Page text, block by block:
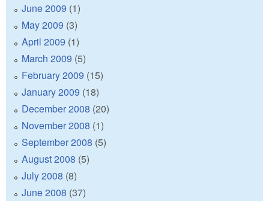
June 2009 (1)
May 2009 (3)
April 2009 (1)
March 2009 (5)
February 2009 (15)
January 2009 (18)
December 2008 (20)
November 2008 (1)
September 2008 (5)
August 2008 (5)
July 2008 (8)
June 2008 (37)